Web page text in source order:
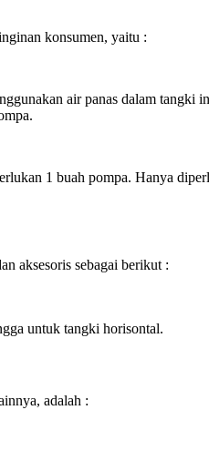
konsumen, yaitu :
air panas dalam
1 buah pompa. Hanya
aksesoris sebagai berikut :
untuk tangki horisontal.
adalah :